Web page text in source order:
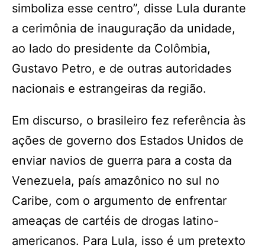
simboliza esse centro”, disse Lula durante
a cerimônia de inauguração da unidade,
ao lado do presidente da Colômbia,
Gustavo Petro, e de outras autoridades
nacionais e estrangeiras da região.
Em discurso, o brasileiro fez referência às
ações de governo dos Estados Unidos de
enviar navios de guerra para a costa da
Venezuela, país amazônico no sul no
Caribe, com o argumento de enfrentar
ameaças de cartéis de drogas latino-
americanos. Para Lula, isso é um pretexto